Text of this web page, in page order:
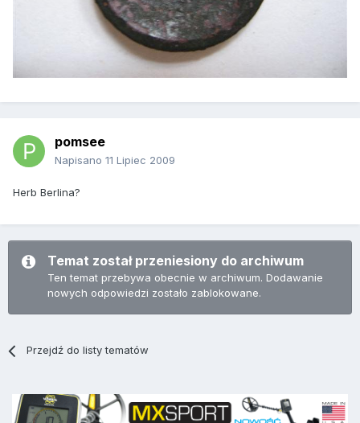
pomsee
Napisano 11 Lipiec 2009
Herb Berlina?
Temat został przeniesiony do archiwum
Ten temat przebywa obecnie w archiwum. Dodawanie
nowych odpowiedzi zostało zablokowane.
Przejdź do listy tematów